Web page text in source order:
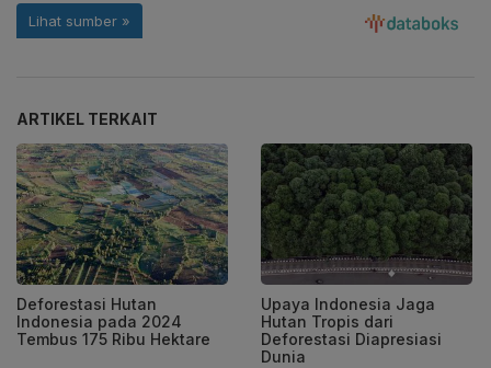
ARTIKEL TERKAIT
Deforestasi Hutan
Indonesia pada 2024
Tembus 175 Ribu Hektare
Upaya Indonesia Jaga
Hutan Tropis dari
Deforestasi Diapresiasi
Dunia